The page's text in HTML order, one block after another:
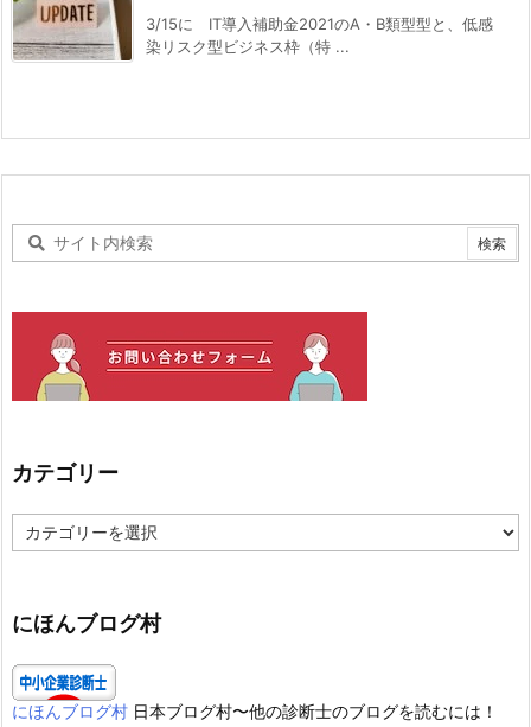
3/15に IT導入補助金2021のA・B類型型と、低感
染リスク型ビジネス枠（特 ...
カテゴリー
テ
ー
にほんブログ村
にほんブログ村 日本ブログ村〜他の診断士のブログを読むには！